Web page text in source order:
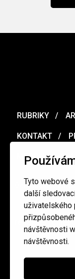
Tyto webové
další
uživatelského
návštěvnosti
návštěvnosti.
RUBRIKY
KONTAKT
MERCH
Ochrana